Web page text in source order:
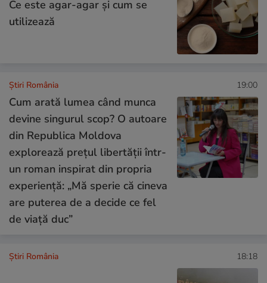
Ce este agar-agar și cum se
utilizează
Știri România 19:00
Cum arată lumea când munca
devine singurul scop? O autoare
din Republica Moldova
explorează prețul libertății într-
un roman inspirat din propria
experiență: „Mă sperie că cineva
are puterea de a decide ce fel
de viață duc”
Știri România 18:18